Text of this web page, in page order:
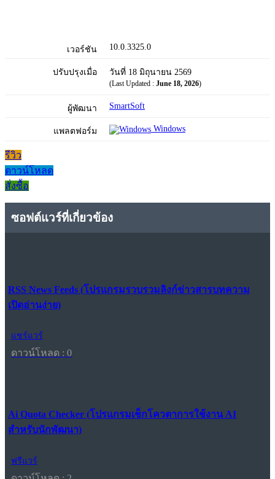
เวอร์ชัน 10.0.3325.0
ปรับปรุงเมื่อ วันที่ 18 มิถุนายน 2569
(Last Updated : June 18, 2026)
ผู้พัฒนา SmartSoft
แพลตฟอร์ม Windows
รีวิว
ดาวน์โหลด
สั่งซื้อ
ซอฟต์แวร์ที่เกี่ยวข้อง
RSS News Feeds (โปรแกรมรวบรวมลิงก์ข่าวสารบทความ
เปิดอ่านง่าย)
แชร์แวร์
ดาวน์โหลด : 0
Ai Quota Checker (โปรแกรมเช็กโควตาการใช้งาน AI
สำหรับนักพัฒนา)
ฟรีแวร์